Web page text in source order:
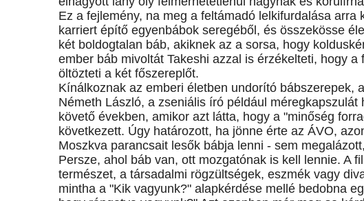
Ez a fejlemény, na meg a feltámadó lelkifurdalása
karriert építő egyenbábok seregéből, és összekösse
két boldogtalan báb, akiknek az a sorsa, hogy
ember báb mivoltát Takeshi azzal is érzékelteti, hogy
öltözteti a két főszereplőt.
Kínálkoznak az emberi életben undorító bábszerepek,
Németh László, a zseniális író például
követő években, amikor azt látta, hogy a "minőség
következett. Úgy határozott, ha jönne érte az ÁVO,
Moszkva parancsait lesők bábja lenni - sem
Persze, ahol báb van, ott mozgatónak is kell lennie. A
természet, a társadalmi rögzültségek, eszmék vagy
mintha a "Kik vagyunk?" alapkérdése mellé bedobna